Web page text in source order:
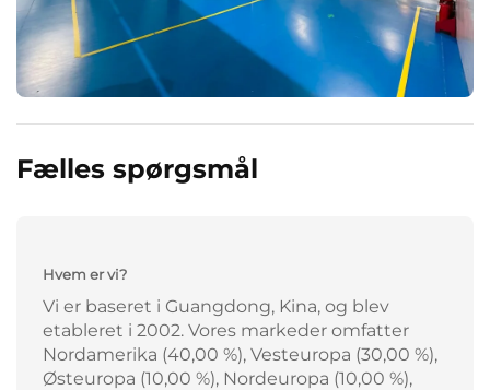
Fælles spørgsmål
Hvem er vi?
Vi er baseret i Guangdong, Kina, og blev
etableret i 2002. Vores markeder omfatter
Nordamerika (40,00 %), Vesteuropa (30,00 %),
Østeuropa (10,00 %), Nordeuropa (10,00 %),